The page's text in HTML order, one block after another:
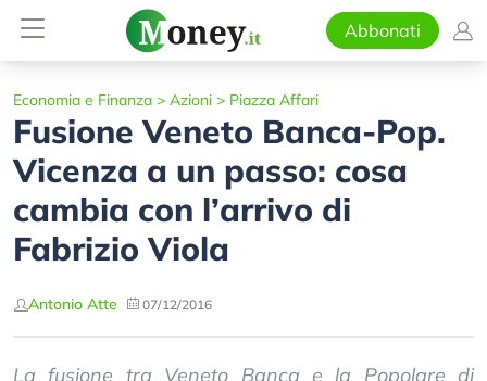
Abbonati
Economia e Finanza > Azioni > Piazza Affari
Fusione Veneto Banca-Pop.
Vicenza a un passo: cosa
cambia con l’arrivo di
Fabrizio Viola
Antonio Atte 07/12/2016
La fusione tra Veneto Banca e la Popolare di